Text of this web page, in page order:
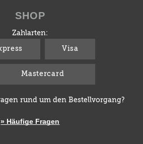
SHOP
Zahlarten:
Visa
Mastercard
rund um den Bestellvorgang?
» Häufige Fragen